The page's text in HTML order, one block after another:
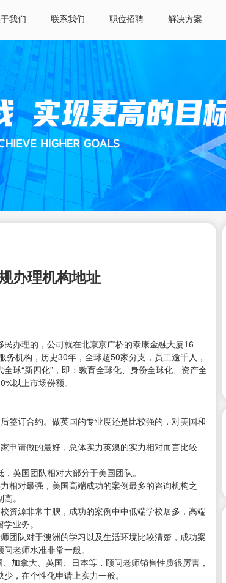
我们 联系我们 职位招聘 解决方案
办理机构地址
办理的，公司就在北京京广桥的泰康金融大厦16
机构，历史30年，全球超50家分支，员工逾千人，
球“新四化”，即：教育全球化、身份全球化、资产全
以上市场份额。
签订合约。做英国的专业度还是比较强的，对美国和
申请做的最好，总体实力英澳的实力相对而言比较
英国团队相对大部分于美国团队。
相对最强，美国高端成功的案例最多的咨询机构之
。
资源非常丰腴，成功的案例中中低端学校居多，高端
业务。
团队对于澳洲的学习以及生活环境比较清楚，成功案
老师水准非常一般。
加拿大、英国、日本等，顾问老师销售性质很厉害，
，在个性化申请上实力一般。